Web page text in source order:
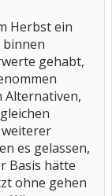
Herbst ein
binnen
gehabt,
Alternativen,
weiterer
es gelassen,
Basis hätte
ohne gehen